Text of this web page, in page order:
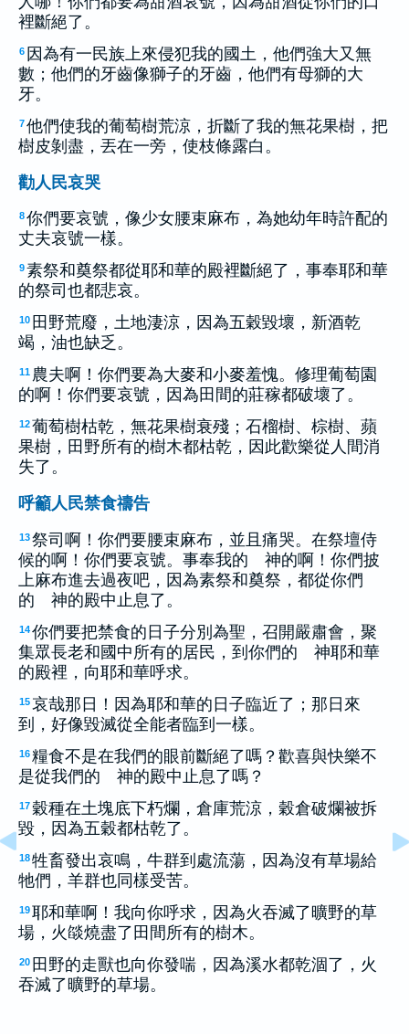
裡斷絕了。
6 因為有一民族上來侵犯我的國土，他們強大又無
數；他們的牙齒像獅子的牙齒，他們有母獅的大
牙。
7他們使我的葡萄樹荒涼，折斷了我的無花果樹，把
樹皮剝盡，丟在一旁，使枝條露白。
勸人民哀哭
8你們要哀號，像少女腰束麻布，為她幼年時許配的
丈夫哀號一樣。
9素祭和奠祭都從耶和華的殿裡斷絕了，事奉耶和華
的祭司也都悲哀。
10 田野荒廢，土地淒涼，因為五穀毀壞，新酒乾
竭，油也缺乏。
11 農夫啊！你們要為大麥和小麥羞愧。修理葡萄園
的啊！你們要哀號，因為田間的莊稼都破壞了。
12葡萄樹枯乾，無花果樹衰殘；石榴樹、棕樹、蘋
果樹，田野所有的樹木都枯乾，因此歡樂從人間消
失了。
呼籲人民禁食禱告
13祭司啊！你們要腰束麻布，並且痛哭。在祭壇侍
候的啊！你們要哀號。事奉我的 神的啊！你們披
上麻布進去過夜吧，因為素祭和奠祭，都從你們
的 神的殿中止息了。
14你們要把禁食的日子分別為聖，召開嚴肅會，聚
集眾長老和國中所有的居民，到你們的 神耶和華
的殿裡，向耶和華呼求。
15哀哉那日！因為耶和華的日子臨近了；那日來
到，好像毀滅從全能者臨到一樣。
16糧食不是在我們的眼前斷絕了嗎？歡喜與快樂不
是從我們的 神的殿中止息了嗎？
17穀種在土塊底下朽爛，倉庫荒涼，穀倉破爛被拆
毀，因為五穀都枯乾了。
18牲畜發出哀鳴，牛群到處流蕩，因為沒有草場給
牠們，羊群也同樣受苦。
19耶和華啊！我向你呼求，因為火吞滅了曠野的草
場，火燄燒盡了田間所有的樹木。
20 田野的走獸也向你發喘，因為溪水都乾涸了，火
吞滅了曠野的草場。